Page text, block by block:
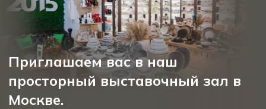
Приглашаем вас в наш
просторный выставочный зал в
Москве.